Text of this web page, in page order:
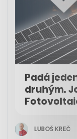
Padá
druhým.
LUBOŠ KREČ